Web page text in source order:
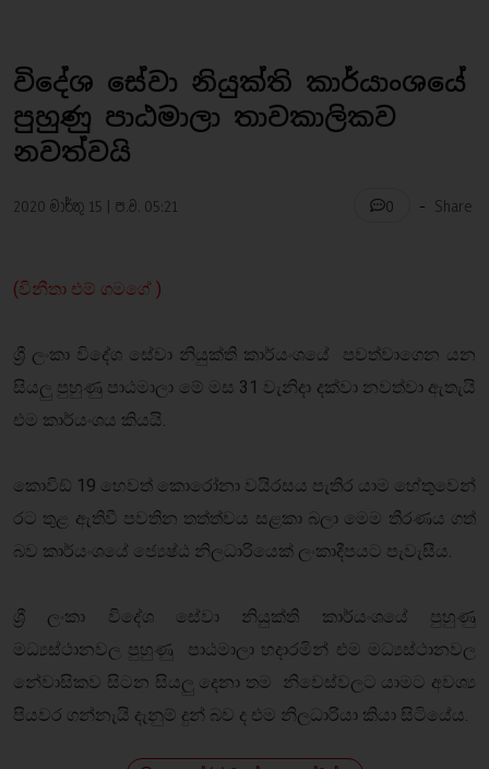
විදේශ සේවා නියුක්ති කාර්යාංශයේ
පුහුණු පාඨමාලා තාවකාලිකව
නවත්වයි
2020 මාර්තු 15 | ප.ව. 05:21 0 - Share
(විනීතා එම් ගමගේ )
ශ්‍රී ලංකා විදේශ සේවා නියුක්ති කාර්යංශයේ පවත්වාගෙන යන
සියලු පුහුණු පාඨමාලා මේ මස 31 වැනිදා දක්වා නවත්වා ඇතැයි
එම කාර්යංශය කියයි.
කොවිඞ් 19 හෙවත් කොරෝනා වයිරසය පැතිර යාම හේතුවෙන්
රට තුළ ඇතිවී පවතින තත්ත්වය සළකා බලා මෙම තීරණය ගත්
බව කාර්යංශයේ ජ්‍යෙෂ්ඨ නිලධාරියෙක් ලංකාදීපයට පැවැසීය.
ශ්‍රී ලංකා විදේශ සේවා නියුක්ති කාර්යංශයේ පුහුණු
මධ්‍යස්ථානවල පුහුණු පාඨමාලා හදාරමින් එම මධ්‍යස්ථානවල
නේවාසිකව සිටන සියලු දෙනා තම නිවෙස්වලට යාමට අවශ්‍ය
පියවර ගන්නැයි දැනුම් දුන් බව ද එම නිලධාරියා කියා සිටියේය.